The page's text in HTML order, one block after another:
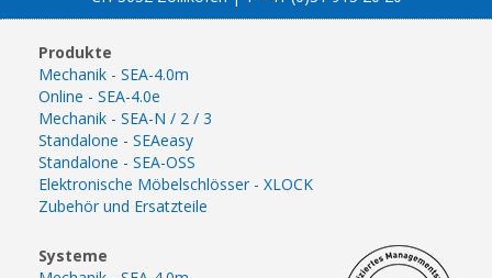
Produkte
Mechanik - SEA-4.0m
Online - SEA-4.0e
Mechanik - SEA-N / 2 / 3
Standalone - SEAeasy
Standalone - SEA-OSS
Elektronische Möbelschlösser - XLOCK
Zubehör und Ersatzteile
Systeme